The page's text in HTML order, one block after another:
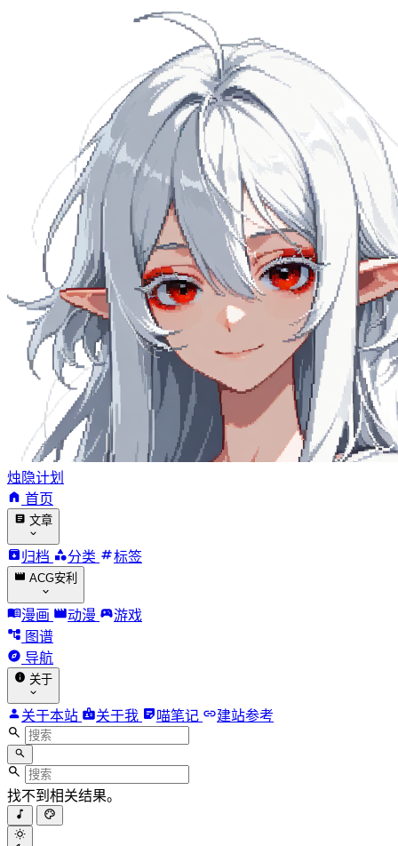
烛隐计划
首页
文章
归档 分类 标签
ACG安利
漫画 动漫
游戏
图谱
导航
关于
关于本站 关于我 喵笔记 建站参考
找不到相关结果。